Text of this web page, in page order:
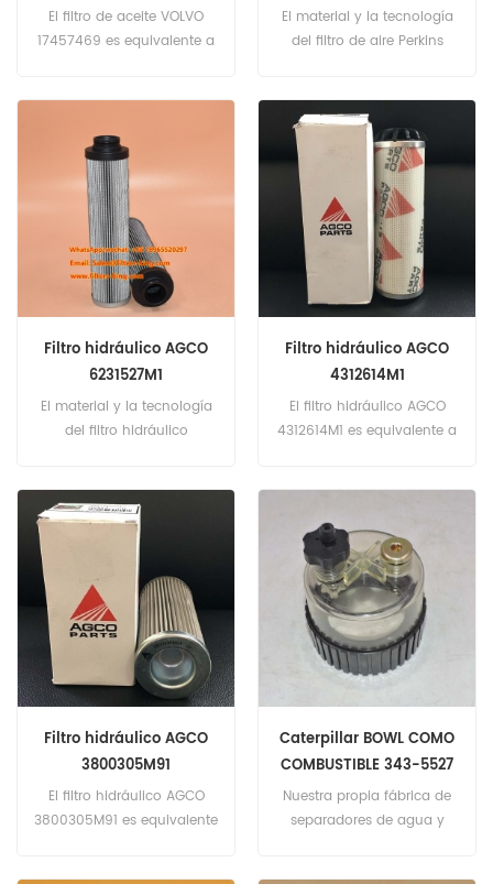
El filtro de aceite VOLVO
17457469 es equivalente a
estuche A44081, Deutz
1173430, John Deere
AZ22878. Número de pieza:
17457469 Nombre de la
parte: Filtro de aceite
Marca: VOLVO
El material y la tecnología
del filtro de aire Perkins
Número de pieza: 4881643
Nombre de la parte: Filtro
de aire Marca: Perkins
Filtro hidráulico AGCO
6231527M1
El material y la tecnología
del filtro hidráulico
genuino. Número de pieza:
6231527M1 Nombre de la
parte: Filtro hidráulico
Marca: AGCO
Filtro hidráulico AGCO
4312614M1
El filtro hidráulico AGCO
4312614M1 es equivalente a
parte: Filtro hidráulico
Marca: AGCO
Filtro hidráulico AGCO
3800305M91
El filtro hidráulico AGCO
3800305M91 es equivalente
Caterpillar BOWL COMO
COMBUSTIBLE 343-5527
3435527
Nuestra propia fábrica de
separadores de agua y